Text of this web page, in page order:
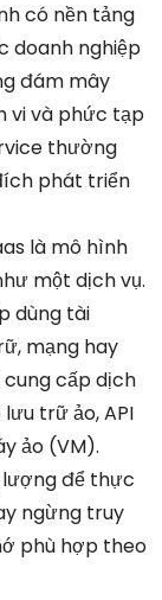
có nền tảng
doanh nghiệp
đám mây
vi và phức tạp
thường
phát triển
là mô hình
một dịch vụ.
dùng tài
mạng hay
cấp dịch
trữ ảo, API
ảo (VM).
lượng để thực
ngừng truy
phù hợp theo